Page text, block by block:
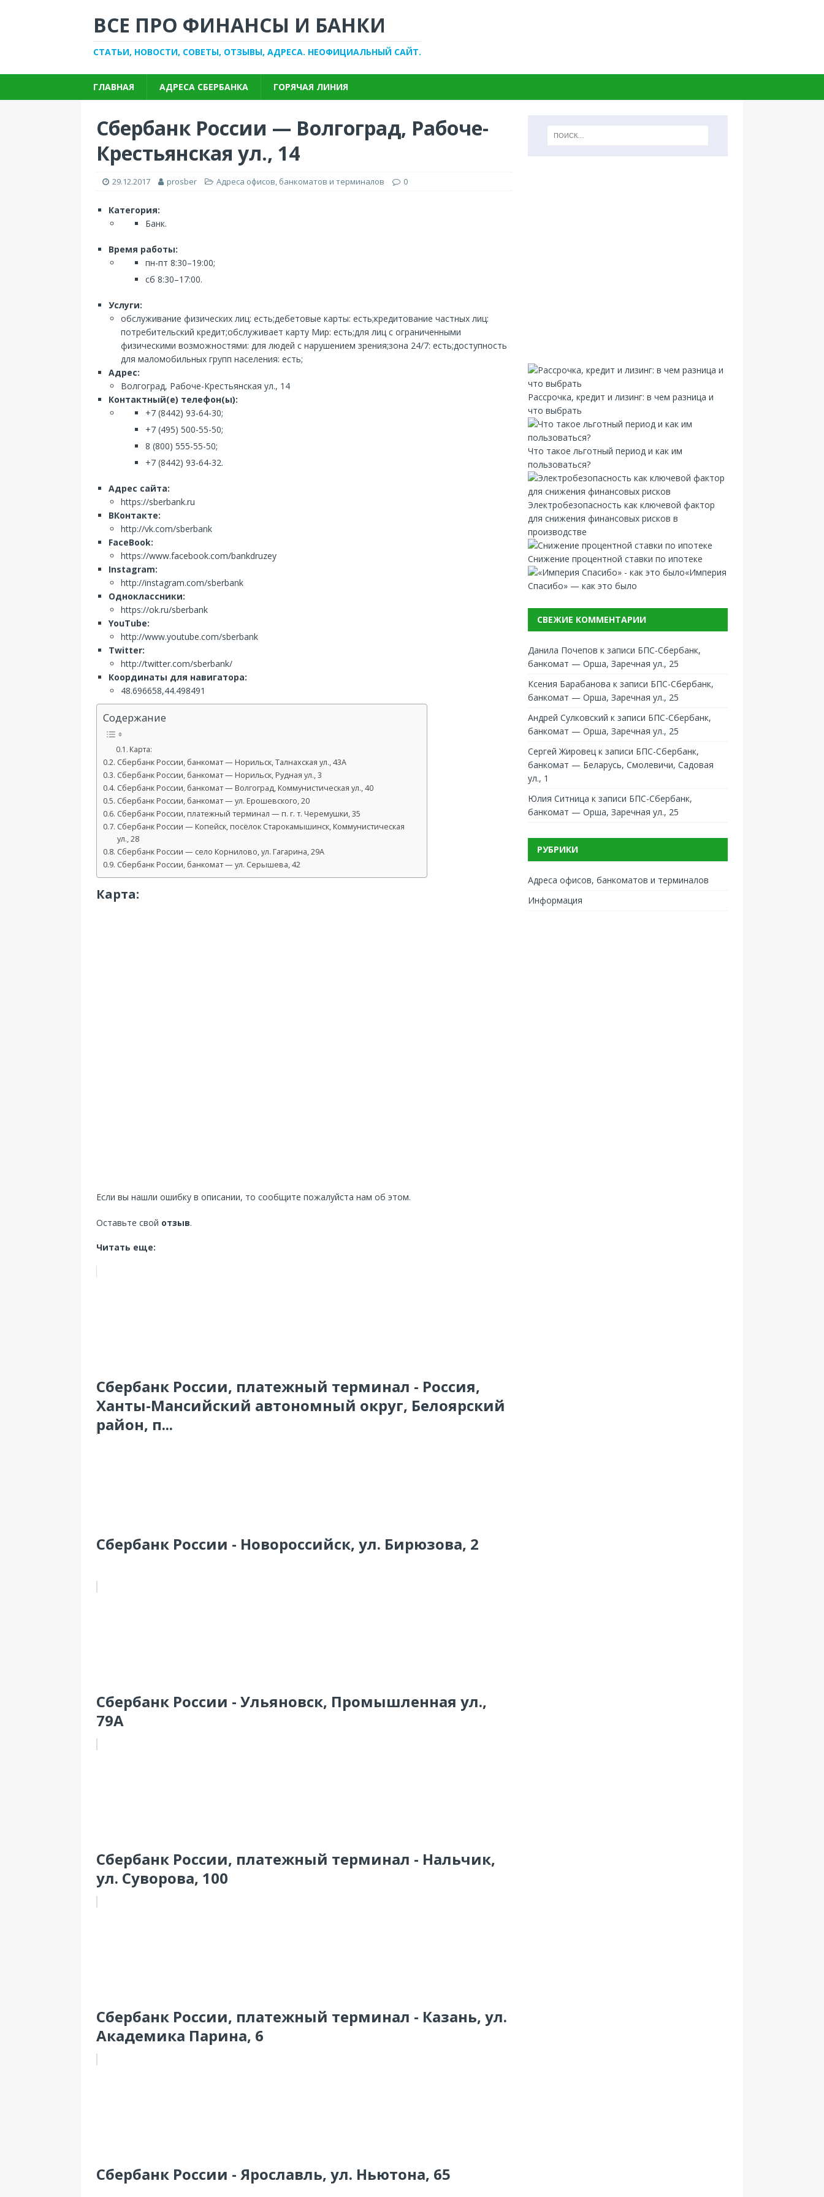
ВСЕ ПРО ФИНАНСЫ И БАНКИ
СТАТЬИ, НОВОСТИ, СОВЕТЫ, ОТЗЫВЫ, АДРЕСА. НЕОФИЦИАЛЬНЫЙ САЙТ.
ГЛАВНАЯ АДРЕСА СБЕРБАНКА ГОРЯЧАЯ ЛИНИЯ
Сбербанк России — Волгоград, Рабоче-
Крестьянская ул., 14
29.12.2017 prosber Адреса офисов, банкоматов и терминалов 0
Категория:
Банк.
Время работы:
пн-пт 8:30–19:00;
сб 8:30–17:00.
Услуги:
обслуживание физических лиц: есть;дебетовые карты: есть;кредитование частных лиц:
потребительский кредит;обслуживает карту Мир: есть;для лиц с ограниченными
физическими возможностями: для людей с нарушением зрения;зона 24/7: есть;доступность
для маломобильных групп населения: есть;
Адрес:
Волгоград, Рабоче-Крестьянская ул., 14
Контактный(е) телефон(ы):
+7 (8442) 93-64-30;
+7 (495) 500-55-50;
8 (800) 555-55-50;
+7 (8442) 93-64-32.
Адрес сайта:
https://sberbank.ru
ВКонтакте:
http://vk.com/sberbank
FaceBook:
https://www.facebook.com/bankdruzey
Instagram:
http://instagram.com/sberbank
Одноклассники:
https://ok.ru/sberbank
YouTube:
http://www.youtube.com/sberbank
Twitter:
http://twitter.com/sberbank/
Координаты для навигатора:
48.696658,44.498491
Содержание
Карта:
Сбербанк России, банкомат — Норильск, Талнахская ул., 43А
Сбербанк России, банкомат — Норильск, Рудная ул., 3
Сбербанк России, банкомат — Волгоград, Коммунистическая ул., 40
Сбербанк России, банкомат — ул. Ерошевского, 20
Сбербанк России, платежный терминал — п. г. т. Черемушки, 35
Сбербанк России — Копейск, посёлок Старокамышинск, Коммунистическая
ул., 28
Сбербанк России — село Корнилово, ул. Гагарина, 29А
Сбербанк России, банкомат — ул. Серышева, 42
Карта:
Если вы нашли ошибку в описании, то сообщите пожалуйста нам об этом.
Оставьте свой отзыв.
Читать еще:
Сбербанк России, платежный терминал - Россия,
Ханты-Мансийский автономный округ, Белоярский
район, п...
Сбербанк России - Новороссийск, ул. Бирюзова, 2
Сбербанк России - Ульяновск, Промышленная ул.,
79А
Сбербанк России, платежный терминал - Нальчик,
ул. Суворова, 100
Сбербанк России, платежный терминал - Казань, ул.
Академика Парина, 6
Сбербанк России - Ярославль, ул. Ньютона, 65
Рассрочка, кредит и лизинг: в чем разница и
что выбрать
Что такое льготный период и как им
пользоваться?
Электробезопасность как ключевой фактор
для снижения финансовых рисков в
производстве
Снижение процентной ставки по ипотеке
«Империя
Спасибо» — как это было
СВЕЖИЕ КОММЕНТАРИИ
Данила Почепов к записи БПС-Сбербанк,
банкомат — Орша, Заречная ул., 25
Ксения Барабанова к записи БПС-Сбербанк,
банкомат — Орша, Заречная ул., 25
Андрей Сулковский к записи БПС-Сбербанк,
банкомат — Орша, Заречная ул., 25
Сергей Жировец к записи БПС-Сбербанк,
банкомат — Беларусь, Смолевичи, Садовая
ул., 1
Юлия Ситница к записи БПС-Сбербанк,
банкомат — Орша, Заречная ул., 25
РУБРИКИ
Адреса офисов, банкоматов и терминалов
Информация